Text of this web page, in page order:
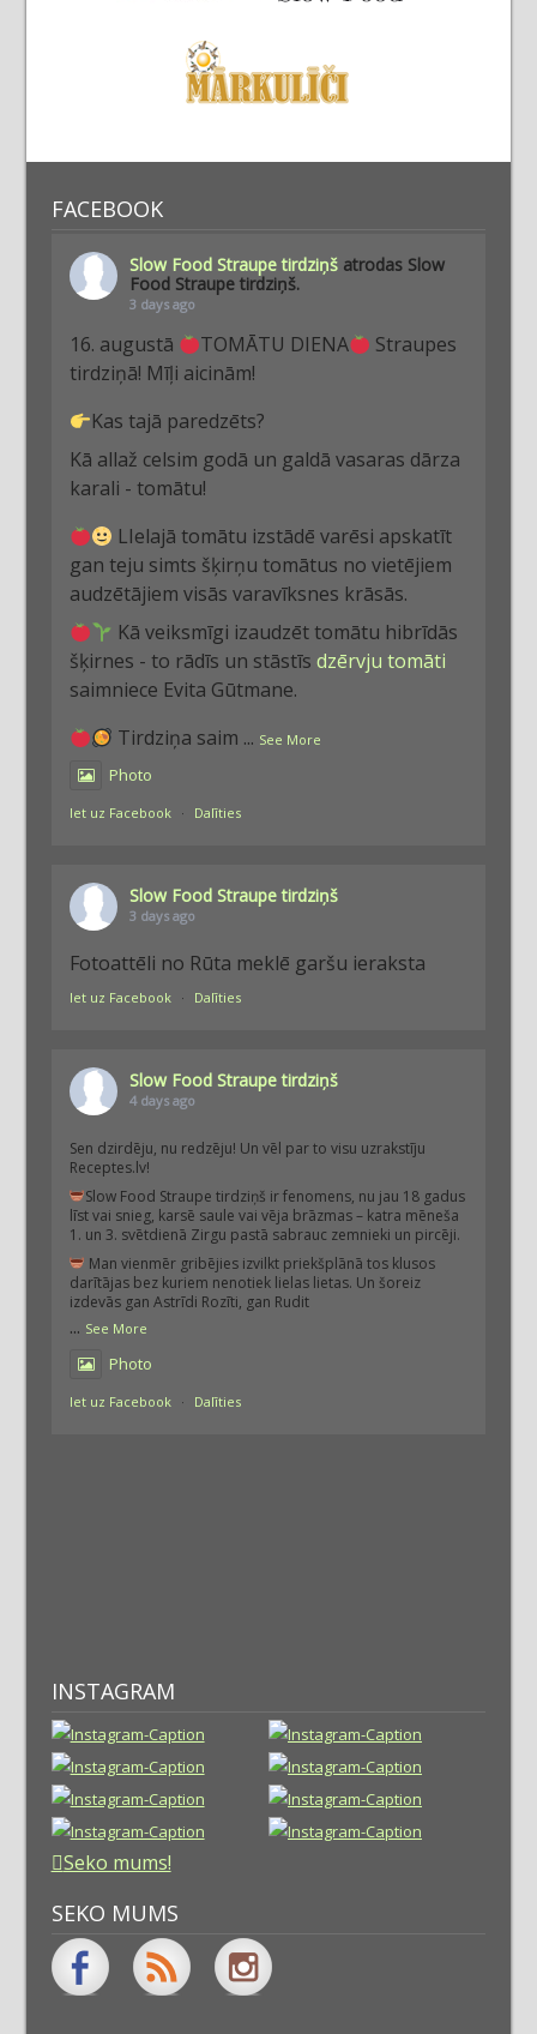
FACEBOOK
Slow Food Straupe tirdziņš atrodas Slow
Food Straupe tirdziņš.
3 days ago
16. augustā TOMĀTU DIENA
Straupes
tirdziņā! Mīļi aicinām!
Kas tajā paredzēts?
Kā allaž celsim godā un galdā vasaras dārza
karali - tomātu!
LIelajā tomātu izstādē varēsi apskatīt
gan teju simts šķirņu tomātus no vietējiem
audzētājiem visās varavīksnes krāsās.
Kā veiksmīgi izaudzēt tomātu hibrīdās
šķirnes - to rādīs un stāstīs dzērvju tomāti
saimniece Evita Gūtmane.
Tirdziņa saim ... See More
Photo
Iet uz Facebook · Dalīties
Slow Food Straupe tirdziņš
3 days ago
Fotoattēli no Rūta meklē garšu ieraksta
Iet uz Facebook · Dalīties
Slow Food Straupe tirdziņš
4 days ago
Sen dzirdēju, nu redzēju! Un vēl par to visu uzrakstīju
Receptes.lv!
Slow Food Straupe tirdziņš ir fenomens, nu jau 18 gadus
līst vai snieg, karsē saule vai vēja brāzmas – katra mēneša
1. un 3. svētdienā Zirgu pastā sabrauc zemnieki un pircēji.
Man vienmēr gribējies izvilkt priekšplānā tos klusos
darītājas bez kuriem nenotiek lielas lietas. Un šoreiz
izdevās gan Astrīdi Rozīti, gan Rudit
... See More
Photo
Iet uz Facebook · Dalīties
INSTAGRAM
Seko mums!
SEKO MUMS